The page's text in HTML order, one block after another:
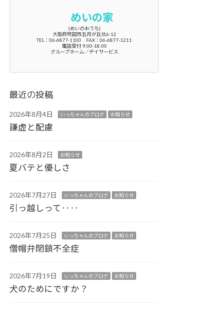
めいの家
(めいのおうち)
大阪府吹田市五月が丘北6-12
TEL：06-6877-1100 FAX：06-6877-1211
電話受付 9:00-18:00
グループホーム／デイサービス
最近の投稿
2026年8月4日 いっちゃんのブログ お知らせ
謙虚と配慮
2026年8月2日 お知らせ
夏バテと優しさ
2026年7月27日 いっちゃんのブログ お知らせ
引っ越しって‥‥
2026年7月25日 いっちゃんのブログ お知らせ
僧帽弁閉鎖不全症
2026年7月19日 いっちゃんのブログ お知らせ
犬のためにですか？